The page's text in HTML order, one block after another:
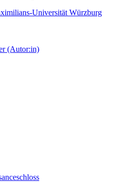
Universität Würzburg
(Autor:in)